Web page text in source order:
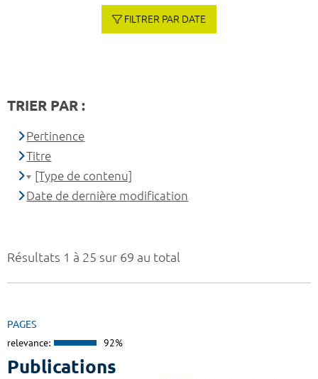
Résultats 1 à 25 sur 69 au total
PAGES
relevance: 92%
Publications
FILTRER PAR DATE
TRIER PAR :
Pertinence
Titre
[Type de contenu]
Date de dernière modification